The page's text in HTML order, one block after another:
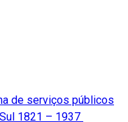
de serviços públicos
1821 – 1937